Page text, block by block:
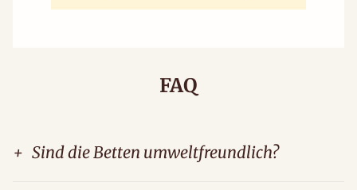
FAQ
+ Sind die Betten umweltfreundlich?